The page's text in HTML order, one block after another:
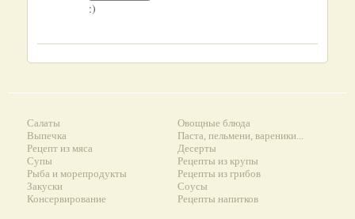
:)
Салаты
Выпечка
Рецепт из мяса
Супы
Рыба и морепродукты
Закуски
Консервирование
Овощные блюда
Паста, пельмени, вареники...
Десерты
Рецепты из крупы
Рецепты из грибов
Соусы
Рецепты напитков